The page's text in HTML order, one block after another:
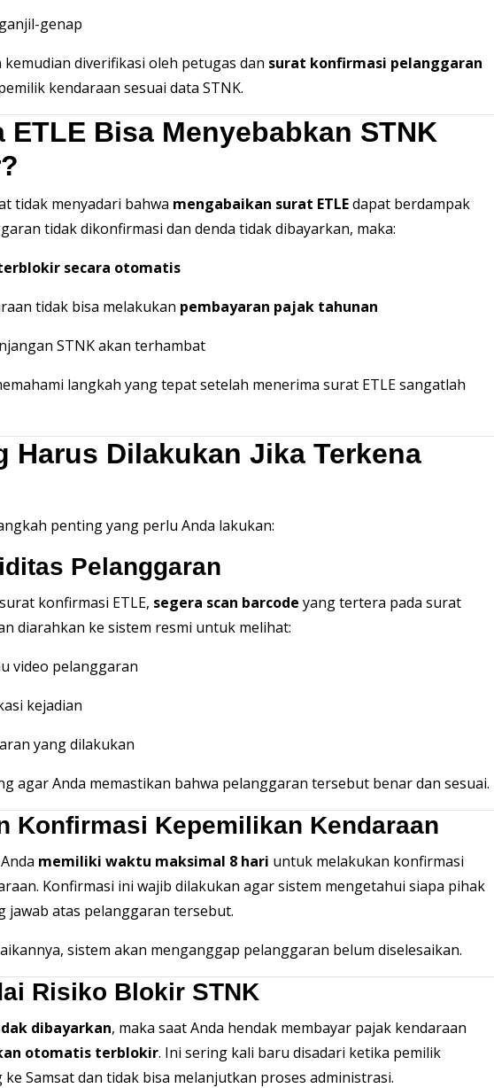
genap
diverifikasi oleh petugas dan surat konfirmasi pelanggaran
kendaraan sesuai data STNK.
ETLE Bisa Menyebabkan STNK
tidak menyadari bahwa mengabaikan surat ETLEdapat berdampak
tidak dikonfirmasi dan denda tidak dibayarkan, maka:
secara otomatis
tidak bisa melakukan pembayaran pajak tahunan
STNK akan terhambat
langkah yang tepat setelah menerima surat ETLE sangatlah
Harus Dilakukan Jika Terkena
penting yang perlu Anda lakukan:
Pelanggaran
konfirmasi ETLE, segera scan barcode yang tertera pada surat
diarahkan ke sistem resmi untuk melihat:
video pelanggaran
kejadian
yang dilakukan
agar Anda memastikan bahwa pelanggaran tersebut benar dan sesuai.
Konfirmasi Kepemilikan Kendaraan
memiliki waktu maksimal 8 hari untuk melakukan konfirmasi
Konfirmasi ini wajib dilakukan agar sistem mengetahui siapa pihak
jawab atas pelanggaran tersebut.
sistem akan menganggap pelanggaran belum diselesaikan.
Risiko Blokir STNK
dibayarkan, maka saat Anda hendak membayar pajak kendaraan
otomatis terblokir. Ini sering kali baru disadari ketika pemilik
Samsat dan tidak bisa melanjutkan proses administrasi.